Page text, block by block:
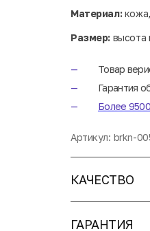
Материал:кожа,
Размер: высота
Товар
Гарантия
Более
Артикул: brkn-
КАЧЕСТВО
ГАРАНТИЯ